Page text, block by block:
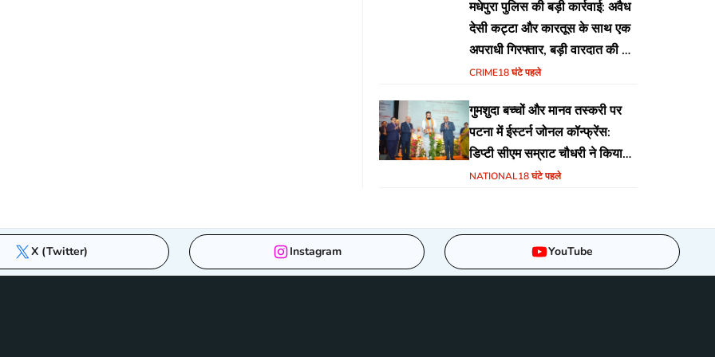
मधेपुरा पुलिस की बड़ी कार्रवाई: अवैध
देसी कट्टा और कारतूस के साथ एक
अपराधी गिरफ्तार, बड़ी वारदात की थी
योजना
CRIME18 घंटे पहले
गुमशुदा बच्चों और मानव तस्करी पर
पटना में ईस्टर्न जोनल कॉन्फ्रेंस:
डिप्टी सीएम सम्राट चौधरी ने किया
उद्घाटन, अंतर्राज्यीय समन्वय पर जोर
NATIONAL18 घंटे पहले
X (Twitter) Instagram YouTube